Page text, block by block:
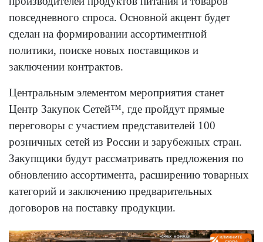
повседневного спроса. Основной акцент будет
сделан на формировании ассортиментной
политики, поиске новых поставщиков и
заключении контрактов.
Центральным элементом мероприятия станет
Центр Закупок Сетей™, где пройдут прямые
переговоры с участием представителей 100
розничных сетей из России и зарубежных стран.
Закупщики будут рассматривать предложения по
обновлению ассортимента, расширению товарных
категорий и заключению предварительных
договоров на поставку продукции.